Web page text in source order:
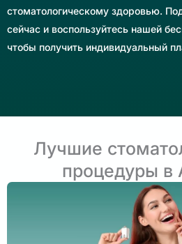
стоматологическому здоровью.
сейчас и воспользуйтесь нашей
чтобы получить индивидуальный
Лучшие
процедуры в